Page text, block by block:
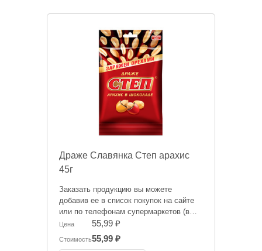
Драже Славянка Степ арахис
45г
Заказать продукцию вы можете
добавив ее в список покупок на сайте
или по телефонам супермаркетов (в
зависимости от того, где вам будет
удобнее забрать заказ):
тел. 759-995 - Администратор СМ на ул.
Цена 55,99 ₽
Стоимость55,99 ₽